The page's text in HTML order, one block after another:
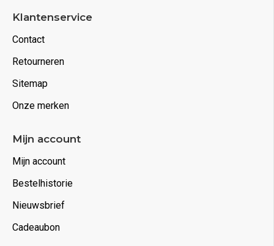
Klantenservice
Contact
Retourneren
Sitemap
Onze merken
Mijn account
Mijn account
Bestelhistorie
Nieuwsbrief
Cadeaubon